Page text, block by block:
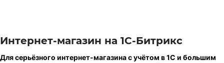
Интернет-магазин на 1С-Битрикс
Для серьёзного интернет-магазина с учётом в 1С и большим